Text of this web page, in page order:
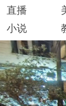
直播
小说